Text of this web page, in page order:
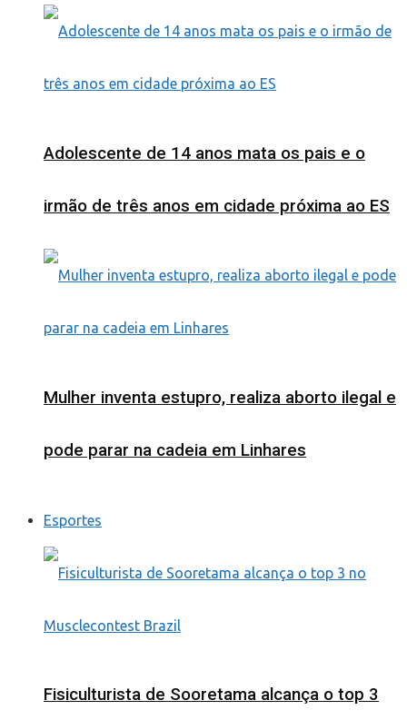
Adolescente de 14 anos mata os pais e o
irmão de três anos em cidade próxima ao ES
Mulher inventa estupro, realiza aborto ilegal e
pode parar na cadeia em Linhares
Esportes
Fisiculturista de Sooretama alcança o top 3